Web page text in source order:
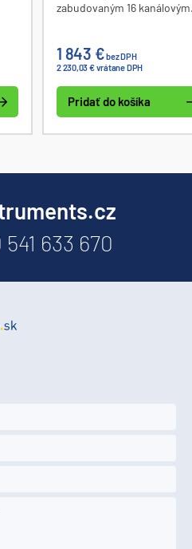
zabudovaným 16 kanálovým
funkčným generátorom.
pásma osciloskopu DC -
MHz, vzorkovanie 1 GSa/s,
vnútorná pamäť až 10 M
na kanál, vertikálny rozsah
- 10 V, rozlíšenie 8 bitov.
1 843 €bez DPH
2 230,03 € vrátane DPH
Pridať do košíka
633 670